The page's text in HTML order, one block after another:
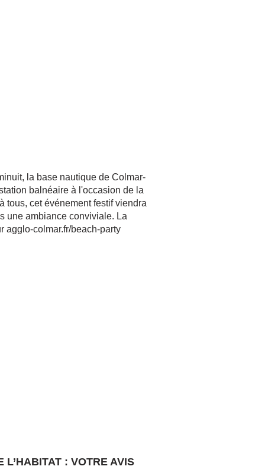
la base nautique de Colmar-
balnéaire à l'occasion de la
tous, cet événement festif viendra
une ambiance conviviale. La
agglo-colmar.fr/beach-party
L’HABITAT : VOTRE AVIS